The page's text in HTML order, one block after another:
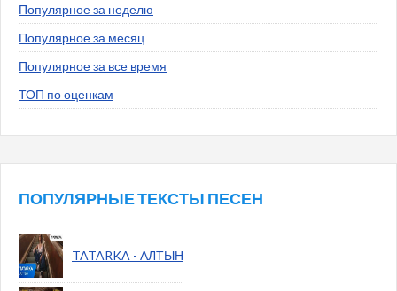
Популярное за неделю
Популярное за месяц
Популярное за все время
ТОП по оценкам
ПОПУЛЯРНЫЕ ТЕКСТЫ ПЕСЕН
TATARKA - АЛТЫН